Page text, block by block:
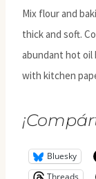
Mix flour and
thick and soft.
abundant hot oil
with kitchen
Bluesky